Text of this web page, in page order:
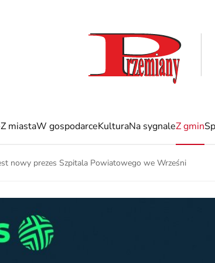
Z miastaW gospodarceKulturaNa sygnaleZ gmin
nowy prezes Szpitala Powiatowego we Wrześni